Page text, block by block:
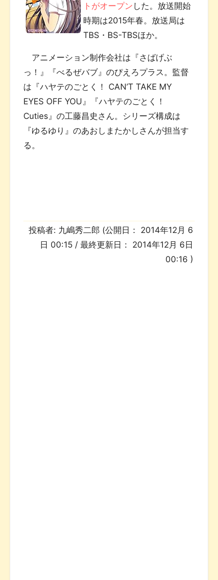
トがオープン した。放送開始
時期は2015年春。放送局は
TBS・BS-TBSほか。
アニメーション制作会社は『さばげぶ
っ！』『べるぜバブ』のぴえろプラス。監督
は『ハヤテのごとく！ CAN’T TAKE MY
EYES OFF YOU』『ハヤテのごとく！
Cuties』の工藤昌史さん。シリーズ構成は
『ゆるゆり』のあおしまたかしさんが担当す
る。
投稿者: 九嶋秀二郎 (公開日： 2014年12月 6
日 00:15 / 最終更新日： 2014年12月 6日
00:16 )